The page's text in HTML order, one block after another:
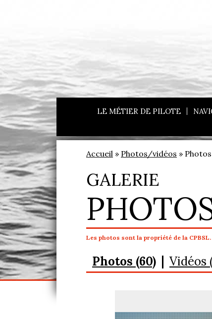
LE MÉTIER DE PILOTE
Accueil » Photos/vidéos » Photos
GALERIE
Les photos sont la propriété de la
Photos (60) Vidéos